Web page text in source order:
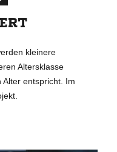
kleinere
Altersklasse
entspricht. Im